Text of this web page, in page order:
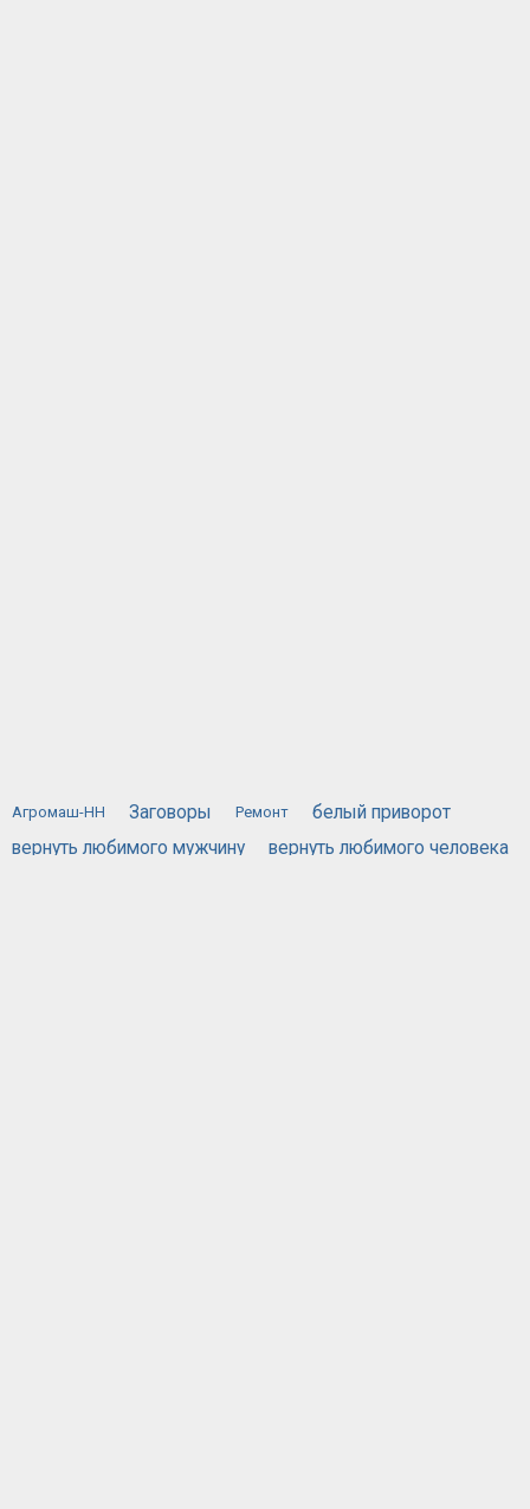
Агромаш-НН Заговоры Ремонт
белый приворот
вернуть любимого мужчину
вернуть любимого человека